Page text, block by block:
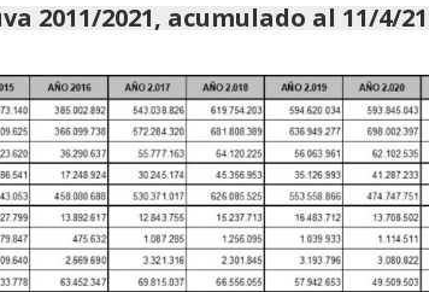
2011/2021, acumulado al 11/4/21